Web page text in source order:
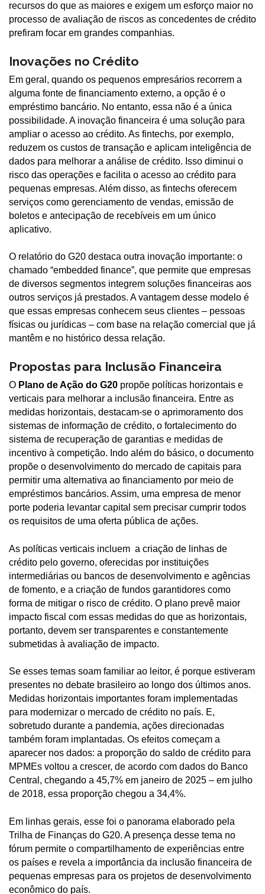
recursos do que as maiores e exigem um esforço maior no
processo de avaliação de riscos as concedentes de crédito
prefiram focar em grandes companhias.
Inovações no Crédito
Em geral, quando os pequenos empresários recorrem a
alguma fonte de financiamento externo, a opção é o
empréstimo bancário. No entanto, essa não é a única
possibilidade. A inovação financeira é uma solução para
ampliar o acesso ao crédito. As fintechs, por exemplo,
reduzem os custos de transação e aplicam inteligência de
dados para melhorar a análise de crédito. Isso diminui o
risco das operações e facilita o acesso ao crédito para
pequenas empresas. Além disso, as fintechs oferecem
serviços como gerenciamento de vendas, emissão de
boletos e antecipação de recebíveis em um único
aplicativo.
O relatório do G20 destaca outra inovação importante: o
chamado “embedded finance”, que permite que empresas
de diversos segmentos integrem soluções financeiras aos
outros serviços já prestados. A vantagem desse modelo é
que essas empresas conhecem seus clientes – pessoas
físicas ou jurídicas – com base na relação comercial que já
mantêm e no histórico dessa relação.
Propostas para Inclusão Financeira
O Plano de Ação do G20 propõe políticas horizontais e
verticais para melhorar a inclusão financeira. Entre as
medidas horizontais, destacam-se o aprimoramento dos
sistemas de informação de crédito, o fortalecimento do
sistema de recuperação de garantias e medidas de
incentivo à competição. Indo além do básico, o documento
propõe o desenvolvimento do mercado de capitais para
permitir uma alternativa ao financiamento por meio de
empréstimos bancários. Assim, uma empresa de menor
porte poderia levantar capital sem precisar cumprir todos
os requisitos de uma oferta pública de ações.
As políticas verticais incluem a criação de linhas de
crédito pelo governo, oferecidas por instituições
intermediárias ou bancos de desenvolvimento e agências
de fomento, e a criação de fundos garantidores como
forma de mitigar o risco de crédito. O plano prevê maior
impacto fiscal com essas medidas do que as horizontais,
portanto, devem ser transparentes e constantemente
submetidas à avaliação de impacto.
Se esses temas soam familiar ao leitor, é porque estiveram
presentes no debate brasileiro ao longo dos últimos anos.
Medidas horizontais importantes foram implementadas
para modernizar o mercado de crédito no país. E,
sobretudo durante a pandemia, ações direcionadas
também foram implantadas. Os efeitos começam a
aparecer nos dados: a proporção do saldo de crédito para
MPMEs voltou a crescer, de acordo com dados do Banco
Central, chegando a 45,7% em janeiro de 2025 – em julho
de 2018, essa proporção chegou a 34,4%.
Em linhas gerais, esse foi o panorama elaborado pela
Trilha de Finanças do G20. A presença desse tema no
fórum permite o compartilhamento de experiências entre
os países e revela a importância da inclusão financeira de
pequenas empresas para os projetos de desenvolvimento
econômico do país.